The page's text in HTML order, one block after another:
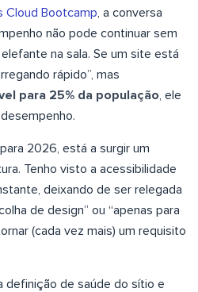
Cloud Bootcamp, a conversa
não pode continuar sem
na sala. Se um site está
rápido”, mas
para 25% da população, ele
2026, está a surgir um
Tenho visto a acessibilidade
deixando de ser relegada
de design” ou “apenas para
(cada vez mais) um requisito
definição de saúde do sítio e